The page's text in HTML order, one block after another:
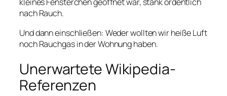
kleines Fensterchen geöffnet war, stank ordentlich
nach Rauch.
Und dann einschließen: Weder wollten wir heiße Luft
noch Rauchgas in der Wohnung haben.
Unerwartete Wikipedia-
Referenzen